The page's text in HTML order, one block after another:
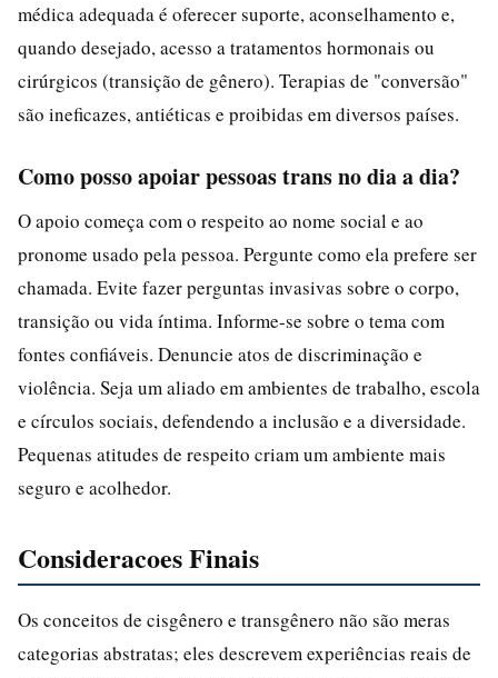
médica adequada é oferecer suporte, aconselhamento e,
quando desejado, acesso a tratamentos hormonais ou
cirúrgicos (transição de gênero). Terapias de "conversão"
são ineficazes, antiéticas e proibidas em diversos países.
Como posso apoiar pessoas trans no dia a dia?
O apoio começa com o respeito ao nome social e ao
pronome usado pela pessoa. Pergunte como ela prefere ser
chamada. Evite fazer perguntas invasivas sobre o corpo,
transição ou vida íntima. Informe-se sobre o tema com
fontes confiáveis. Denuncie atos de discriminação e
violência. Seja um aliado em ambientes de trabalho, escola
e círculos sociais, defendendo a inclusão e a diversidade.
Pequenas atitudes de respeito criam um ambiente mais
seguro e acolhedor.
Consideracoes Finais
Os conceitos de cisgênero e transgênero não são meras
categorias abstratas; eles descrevem experiências reais de